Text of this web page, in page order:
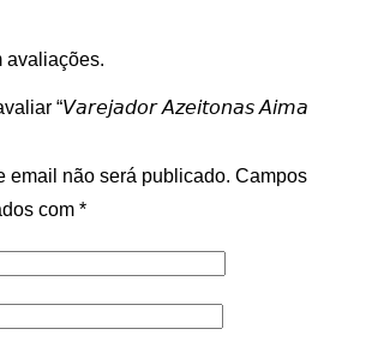
avaliações.
“𝘝𝘢𝘳𝘦𝘫𝘢𝘥𝘰𝘳 𝘈𝘻𝘦𝘪𝘵𝘰𝘯𝘢𝘴 𝘈𝘪𝘮𝘢
email não será publicado. Campos
com *